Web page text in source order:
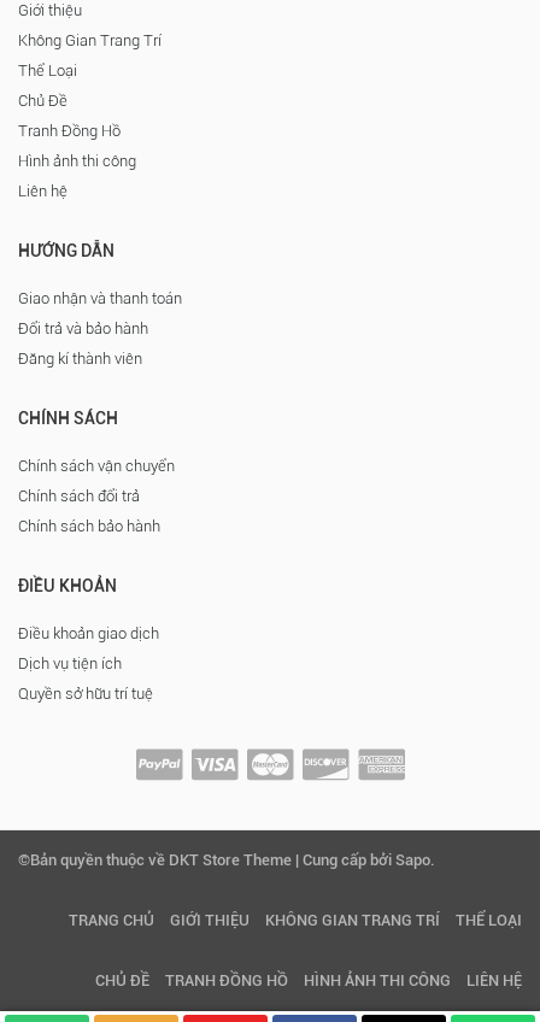
Giới thiệu
Không Gian Trang Trí
Thể Loại
Chủ Đề
Tranh Đồng Hồ
Hình ảnh thi công
Liên hệ
HƯỚNG DẪN
Giao nhận và thanh toán
Đổi trả và bảo hành
Đăng kí thành viên
CHÍNH SÁCH
Chính sách vận chuyển
Chính sách đổi trả
Chính sách bảo hành
ĐIỀU KHOẢN
Điều khoản giao dịch
Dịch vụ tiện ích
Quyền sở hữu trí tuệ
©Bản quyền thuộc về DKT Store Theme | Cung cấp bởi Sapo.
TRANG CHỦ GIỚI THIỆU KHÔNG GIAN TRANG TRÍ THỂ LOẠI
CHỦ ĐỀ TRANH ĐỒNG HỒ HÌNH ẢNH THI CÔNG LIÊN HỆ